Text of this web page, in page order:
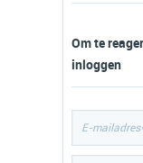
Om te
inloggen